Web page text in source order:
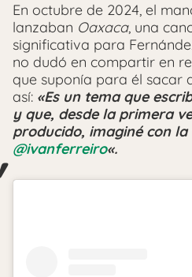
En octubre de 2024, el
lanzaban Oaxaca, una
significativa para
no dudó en compartir en
que suponía para él sacar
así: «Es un tema que
y que, desde la primera
producido, imaginé con la
@ivanferreiro«.